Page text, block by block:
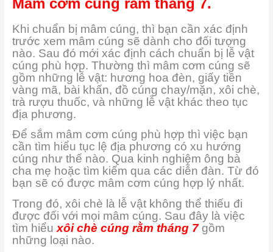
Khi chuẩn bị mâm cúng, thì bạn cần xác định
trước xem mâm cúng sẽ dành cho đối tượng
nào. Sau đó mới xác định cách chuẩn bị lễ vật
cúng phù hợp. Thường thì mâm cơm cúng sẽ
gồm những lễ vật: hương hoa đèn, giấy tiền
vàng mã, bài khấn, đồ cúng chay/mặn, xôi chè,
trà rượu thuốc, và những lễ vật khác theo tục
địa phương.
Để sắm mâm cơm cúng phù hợp thì việc bạn
cần tìm hiểu tục lệ địa phương có xu hướng
cúng như thế nào. Qua kinh nghiệm ông bà
cha mẹ hoặc tìm kiếm qua các diễn đàn. Từ đó
bạn sẽ có được mâm cơm cúng hợp lý nhất.
Trong đó, xôi chè là lễ vật không thể thiếu đi
được đối với mọi mâm cúng. Sau đây là việc
tìm hiểu xôi chè cúng rằm tháng 7gồm
những loại nào.